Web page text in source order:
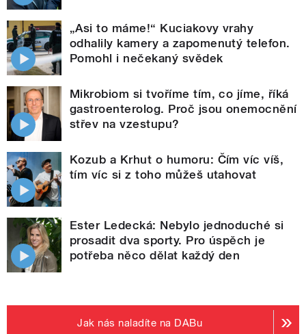
„Asi to máme!“ Kuciakovy vrahy
odhalily kamery a zapomenutý telefon.
Pomohl i nečekaný svědek
Mikrobiom si tvoříme tím, co jíme, říká
gastroenterolog. Proč jsou onemocnění
střev na vzestupu?
Kozub a Krhut o humoru: Čím víc víš,
tím víc si z toho můžeš utahovat
Ester Ledecká: Nebylo jednoduché si
prosadit dva sporty. Pro úspěch je
potřeba něco dělat každý den
Jak nás naladíte na DABu